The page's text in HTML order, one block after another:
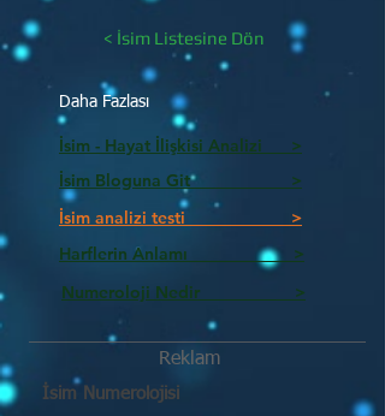
< İsim Listesine Dön
Daha Fazlası
İsim - Hayat İlişkisi Analizi >
İsim Bloguna Git >
İsim analizi testi >
Harflerin Anlamı >
Numeroloji Nedir_________ >
Reklam
İsim Numerolojisi